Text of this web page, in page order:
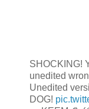
SHOCKING!
unedited
Unedited
DOG!